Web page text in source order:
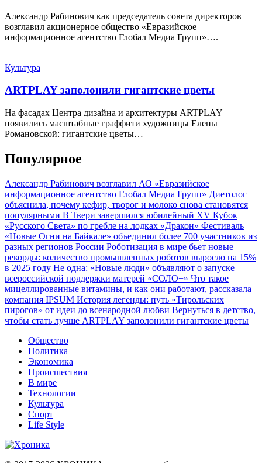
Александр Рабинович как председатель совета директоров
возглавил акционерное общество «Евразийское
информационное агентство Глобал Медиа Групп»….
Культура
ARTPLAY заполонили гигантские цветы
На фасадах Центра дизайна и архитектуры ARTPLAY
появились масштабные граффити художницы Елены
Романовской: гигантские цветы…
Популярное
Александр Рабинович возглавил АО «Евразийское
информационное агентство Глобал Медиа Групп» Диетолог
объяснила, почему кефир, творог и молоко снова становятся
популярными В Твери завершился юбилейный XV Кубок
«Русского Света» по гребле на лодках «Дракон» Фестиваль
«Новые Огни на Байкале» объединил более 700 участников из
разных регионов России Роботизация в мире бьет новые
рекорды: количество промышленных роботов выросло на 15%
в 2025 году Не одна: «Новые люди» объявляют о запуске
всероссийской поддержки матерей «СОЛО+» Что такое
мицеллированные витамины, и как они работают, рассказала
компания IPSUM История легенды: путь «Тирольских
пирогов» от идеи до всенародной любви Вернуться в детство,
чтобы стать лучше ARTPLAY заполонили гигантские цветы
Общество
Политика
Экономика
Происшествия
В мире
Технологии
Культура
Спорт
Life Style